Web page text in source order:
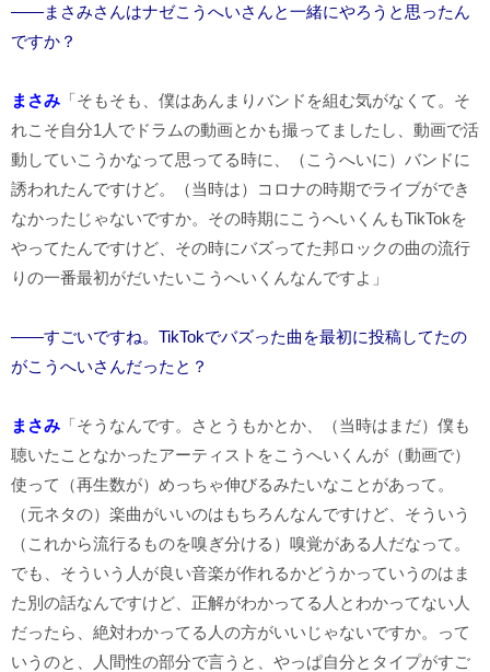
――まさみさんはナゼこうへいさんと一緒にやろうと思ったん
ですか？
まさみ 「そもそも、僕はあんまりバンドを組む気がなくて。そ
れこそ自分1人でドラムの動画とかも撮ってましたし、動画で活
動していこうかなって思ってる時に、（こうへいに）バンドに
誘われたんですけど。（当時は）コロナの時期でライブができ
なかったじゃないですか。その時期にこうへいくんもTikTokを
やってたんですけど、その時にバズってた邦ロックの曲の流行
りの一番最初がだいたいこうへいくんなんですよ」
――すごいですね。TikTokでバズった曲を最初に投稿してたの
がこうへいさんだったと？
まさみ 「そうなんです。さとうもかとか、（当時はまだ）僕も
聴いたことなかったアーティストをこうへいくんが（動画で）
使って（再生数が）めっちゃ伸びるみたいなことがあって。
（元ネタの）楽曲がいいのはもちろんなんですけど、そういう
（これから流行るものを嗅ぎ分ける）嗅覚がある人だなって。
でも、そういう人が良い音楽が作れるかどうかっていうのはま
た別の話なんですけど、正解がわかってる人とわかってない人
だったら、絶対わかってる人の方がいいじゃないですか。って
いうのと、人間性の部分で言うと、やっぱ自分とタイプがすご